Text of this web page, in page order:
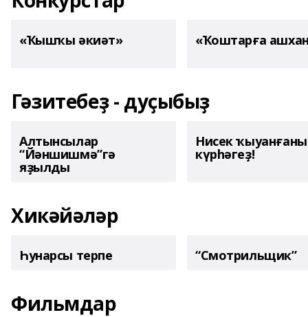
«Ҡышҡы әкиәт» «Ҡоштарға
Гәзитебеҙ - дуҫыбыҙ
Алтынсылар
“Йәншишмә”гә
яҙылды
Нисек
күрһәгеҙ!
Хикәйәләр
Һунарсы терпе “Смотрильщик”
Фильмдар